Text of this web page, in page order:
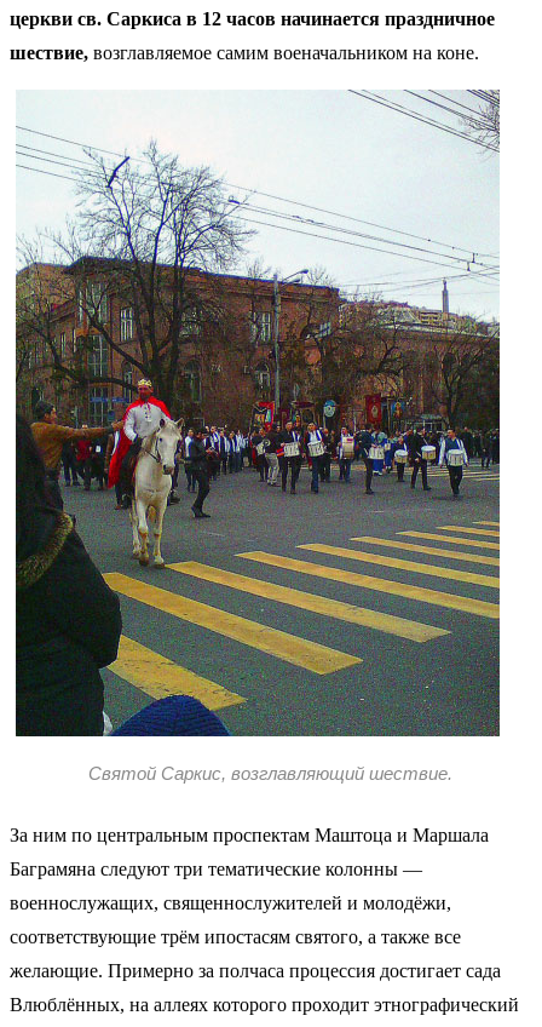
церкви св. Саркиса в 12 часов начинается праздничное
шествие, возглавляемое самим военачальником на коне.
Святой Саркис, возглавляющий шествие.
За ним по центральным проспектам Маштоца и Маршала
Баграмяна следуют три тематические колонны —
военнослужащих, священнослужителей и молодёжи,
соответствующие трём ипостасям святого, а также все
желающие. Примерно за полчаса процессия достигает сада
Влюблённых, на аллеях которого проходит этнографический